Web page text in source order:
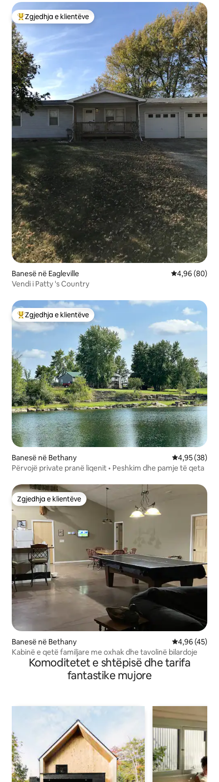
Më të mirat e zgjedhjeve të klientëve
Zgjedhja e klientëve
Banesë në Eagleville Vlerësimi
4,96 (80)
Vendi i Patty 's Country
Më të mirat e zgjedhjeve të klientëve
Zgjedhja e klientëve
Banesë në Bethany Vlerësimi
4,95 (38)
Përvojë private pranë liqenit • Peshkim dhe pamje të qeta
Zgjedhja e klientëve
Zgjedhja e klientëve
Banesë në Bethany Vlerësimi
4,96 (45)
Kabinë e qetë familjare me oxhak dhe tavolinë bilardoje
Komoditetet e shtëpisë dhe tarifa
fantastike mujore